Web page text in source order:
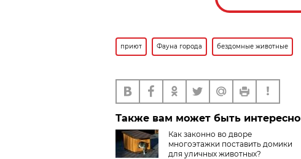
приют Фауна города бездомные животные
Также вам может быть интересно
Как законно во дворе
многоэтажки поставить домики
для уличных животных?